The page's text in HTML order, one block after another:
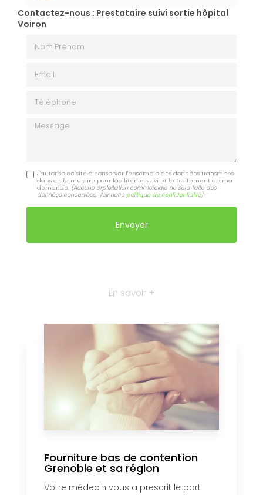
Contactez-nous : Prestataire suivi sortie hôpital
Voiron
Message
J'autorise ce site à conserver l'ensemble des données transmises
dans ce formulaire pour faciliter le suivi et le traitement de ma
demande. (Aucune exploitation commerciale ne sera faite des
données concervées. Voir notre politique de confidentialité)
En savoir +
Fourniture bas de contention
Grenoble et sa région
Votre médecin vous a prescrit le port